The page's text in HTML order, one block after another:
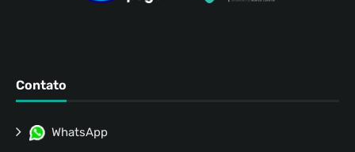
Contato
WhatsApp